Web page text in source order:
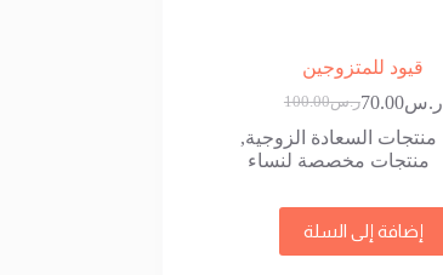
قيود للمتزوجين
ر.س100.00السعر
الأصلي
هو:
ر.س70.00السعر
الحالي
هو:
منتجات السعادة الزوجية,
منتجات مخصصة لنساء
إضافة إلى السلة